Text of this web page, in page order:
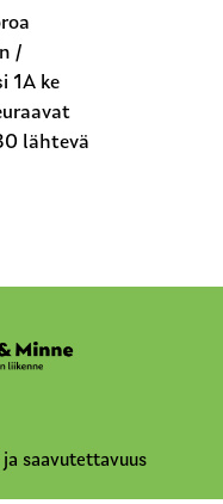
/
1A ke
lähtevä
saavutettavuus